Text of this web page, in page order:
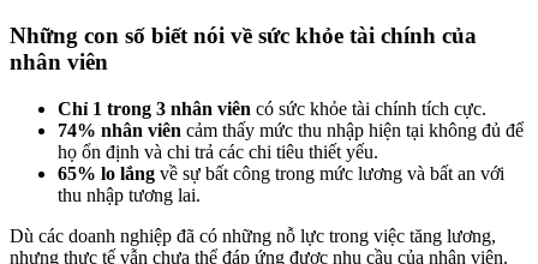
Những con số biết nói về sức khỏe tài chính của
nhân viên
Chỉ 1 trong 3 nhân viên có sức khỏe tài chính tích cực.
74% nhân viên cảm thấy mức thu nhập hiện tại không đủ để
họ ổn định và chi trả các chi tiêu thiết yếu.
65% lo lắng về sự bất công trong mức lương và bất an với
thu nhập tương lai.
Dù các doanh nghiệp đã có những nỗ lực trong việc tăng lương,
nhưng thực tế vẫn chưa thể đáp ứng được nhu cầu của nhân viên.